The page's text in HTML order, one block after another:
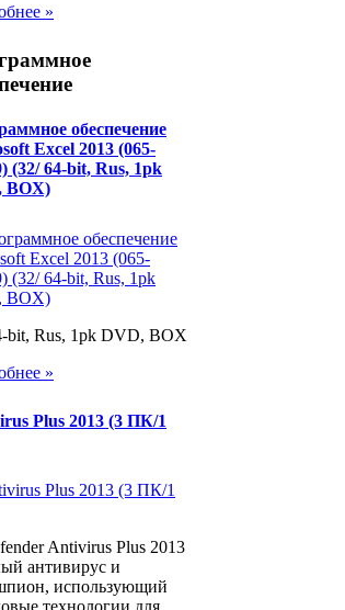
»
обеспечение
Excel 2013 (065-
(32/ 64-bit, Rus, 1pk
BOX)
bit, Rus, 1pk DVD, BOX
»
Plus 2013 (3 ПК/1
Antivirus Plus 2013
антивирус и
использующий